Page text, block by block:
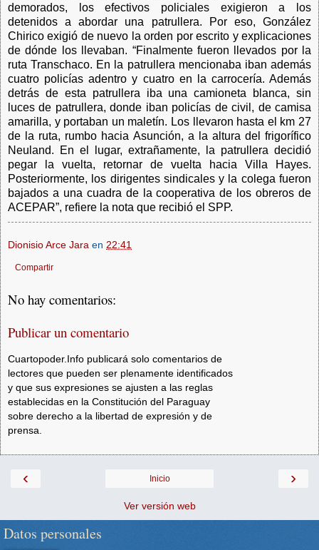
demorados, los efectivos policiales exigieron a los
detenidos a abordar una patrullera. Por eso, González
Chirico exigió de nuevo la orden por escrito y explicaciones
de dónde los llevaban. “Finalmente fueron llevados por la
ruta Transchaco. En la patrullera mencionaba iban además
cuatro policías adentro y cuatro en la carrocería. Además
detrás de esta patrullera iba una camioneta blanca, sin
luces de patrullera, donde iban policías de civil, de camisa
amarilla, y portaban un maletín. Los llevaron hasta el km 27
de la ruta, rumbo hacia Asunción, a la altura del frigorífico
Neuland. En el lugar, extrañamente, la patrullera decidió
pegar la vuelta, retornar de vuelta hacia Villa Hayes.
Posteriormente, los dirigentes sindicales y la colega fueron
bajados a una cuadra de la cooperativa de los obreros de
ACEPAR”, refiere la nota que recibió el SPP.
Dionisio Arce Jara en 22:41
Compartir
No hay comentarios:
Publicar un comentario
Cuartopoder.Info publicará solo comentarios de
lectores que pueden ser plenamente identificados
y que sus expresiones se ajusten a las reglas
establecidas en la Constitución del Paraguay
sobre derecho a la libertad de expresión y de
prensa.
‹ ›
Inicio
Ver versión web
Datos personales